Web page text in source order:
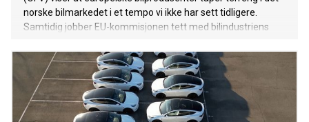
norske bilmarkedet i et tempo vi ikke har sett tidligere.
Samtidig jobber EU-kommisjonen tett med bilindustriens
en hel industri.